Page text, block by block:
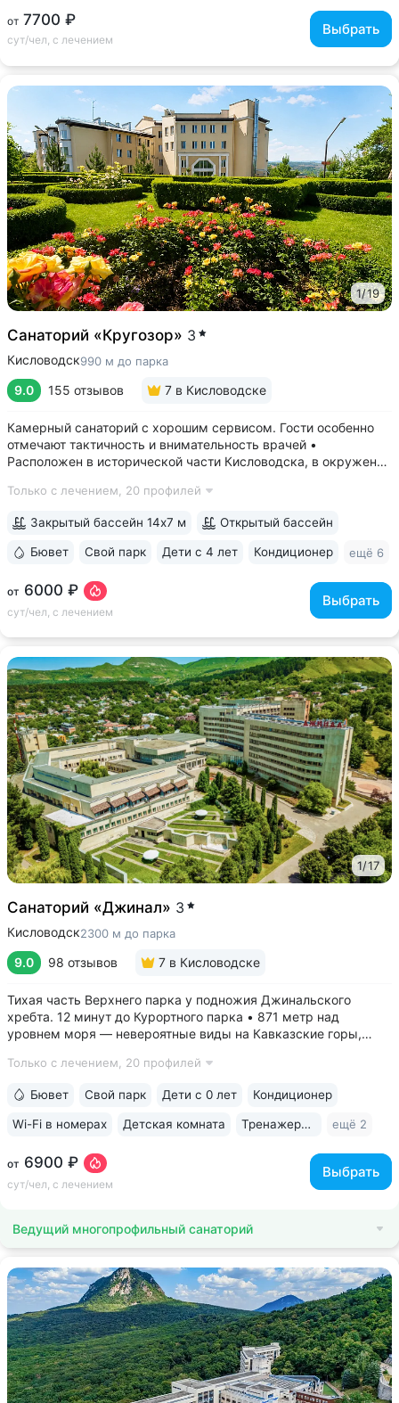
от 7700 ₽
сут/чел, с лечением
Выбрать
1/19
Санаторий «Кругозор» 3
Кисловодск990 м до парка
9.0 155 отзывов 7 в Кисловодске
Камерный санаторий с хорошим сервисом. Гости особенно
отмечают тактичность и внимательность врачей •
Расположен в исторической части Кисловодска, в окружении
лестницы и входа в Курортный парк • Территория 3,2 га
Только с лечением, 20 профилей
от 6000 ₽
сут/чел, с лечением
Выбрать
Закрытый бассейн 14х7 м Открытый бассейн
Бювет Свой парк Дети с 4 лет Кондиционер ещё 6
1/17
Санаторий «Джинал» 3
Кисловодск2300 м до парка
9.0 98 отзывов 7 в Кисловодске
Тихая часть Верхнего парка у подножия Джинальского
хребта. 12 минут до Курортного парка • 871 метр над
уровнем моря ­— невероятные виды на Кавказские горы,
расположены лучшие смотровые площадки Кисловодска •
Только с лечением, 20 профилей
от 6900 ₽
сут/чел, с лечением
Выбрать
Бювет Свой парк Дети с 0 лет Кондиционер
Wi-Fi в номерах Детская комната Тренажерный зал ещё 2
Ведущий многопрофильный санаторий